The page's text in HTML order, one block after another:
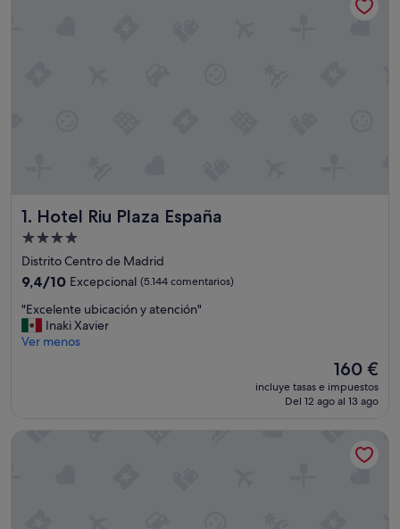
1. Hotel Riu Plaza España
Hotel Riu Plaza España
Alojamiento
de
4.0 estrellas
Distrito Centro de Madrid
9.4
10,
Excepcional,
(5.144 comentarios)
9,4/10 Excepcional (5.144 comentarios)
"
E
x
"Excelente ubicación y atención"
Inaki Xavier
Ver menos
El
precio
actual
de
160 €
160 €
incluye tasas e impuestos
Del 12 ago al 13 ago